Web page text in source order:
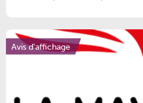
Avis d'affichage